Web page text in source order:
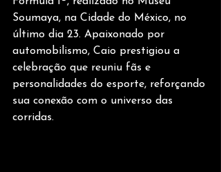
Soumaya, na Cidade do México, no
último dia 23. Apaixonado por
automobilismo, Caio prestigiou a
celebração que reuniu fãs e
personalidades do esporte, reforçando
sua conexão com o universo das
corridas.